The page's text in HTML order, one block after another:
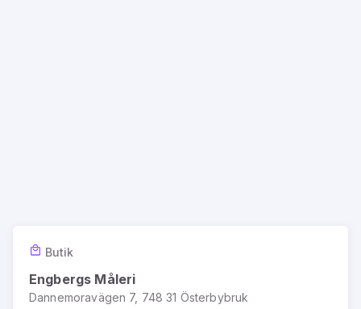
Butik
Engbergs Måleri
Dannemoravägen 7, 748 31 Österbybruk